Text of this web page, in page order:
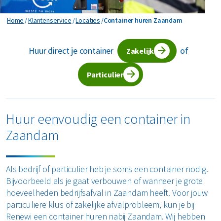
Horeca en recreatie
Industrie
Logistiek
Zakelijke dienstverlening
Interne inzamelmiddelen
Circulaire diensten
Circulair+
Gevaarlijk afval
Groen- en tuinafval
Matrassen
Papier en karton
PMD
Puin
Mineralen
ons
Home Klantenservice Locaties Container huren Zaandam
Container huren Zaandam
Huur direct je container Zakelijk of
Particulier
Huur eenvoudig een container in
Zaandam
Als bedrijf of particulier heb je soms een container nodig.
Bijvoorbeeld als je gaat verbouwen of wanneer je grote
hoeveelheden bedrijfsafval in Zaandam heeft. Voor jouw
particuliere klus of zakelijke afvalprobleem, kun je bij
Renewi een container huren nabij Zaandam. Wij hebben